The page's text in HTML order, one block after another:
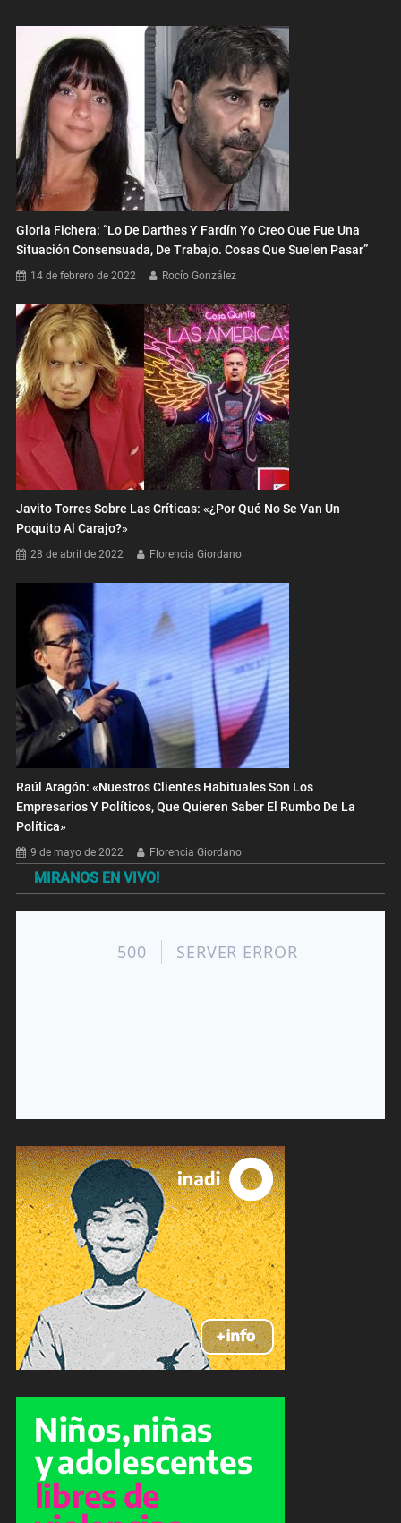
Gloria Fichera: “Lo De Darthes Y Fardín Yo Creo Que Fue Una
Situación Consensuada, De Trabajo. Cosas Que Suelen Pasar”
14 de febrero de 2022 Rocío González
Javito Torres Sobre Las Críticas: «¿Por Qué No Se Van Un
Poquito Al Carajo?»
28 de abril de 2022 Florencia Giordano
Raúl Aragón: «Nuestros Clientes Habituales Son Los
Empresarios Y Políticos, Que Quieren Saber El Rumbo De La
Política»
9 de mayo de 2022 Florencia Giordano
MIRANOS EN VIVO!